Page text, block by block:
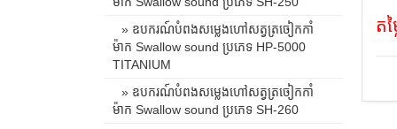
ត
» ឧបករណ៍បំពងសម្លេងហៅសត្វត្រចៀកកាំ
ម៉ាក Swallow sound ប្រភេទ HP-5000
TITANIUM
» ឧបករណ៍បំពងសម្លេងហៅសត្វត្រចៀកកាំ
ម៉ាក Swallow sound ប្រភេទ SH-260